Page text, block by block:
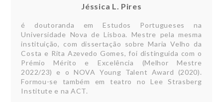
Jéssica L. Pires
é doutoranda em Estudos Portugueses na
Universidade Nova de Lisboa. Mestre pela mesma
instituição, com dissertação sobre Maria Velho da
Costa e Rita Azevedo Gomes, foi distinguida com o
Prémio Mérito e Excelência (Melhor Mestre
2022/23) e o NOVA Young Talent Award (2020).
Formou-se também em teatro no Lee Strasberg
Institute e na ACT.